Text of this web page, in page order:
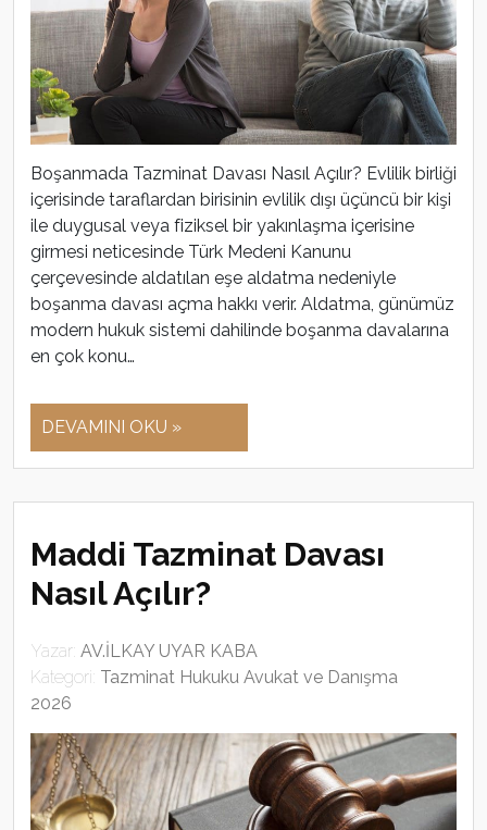
Boşanmada Tazminat Davası Nasıl Açılır? Evlilik birliği
içerisinde taraflardan birisinin evlilik dışı üçüncü bir kişi
ile duygusal veya fiziksel bir yakınlaşma içerisine
girmesi neticesinde Türk Medeni Kanunu
çerçevesinde aldatılan eşe aldatma nedeniyle
boşanma davası açma hakkı verir. Aldatma, günümüz
modern hukuk sistemi dahilinde boşanma davalarına
en çok konu…
DEVAMINI OKU »
Maddi Tazminat Davası
Nasıl Açılır?
Yazar: AV.İLKAY UYAR KABA
Kategori: Tazminat Hukuku Avukat ve Danışma
2026